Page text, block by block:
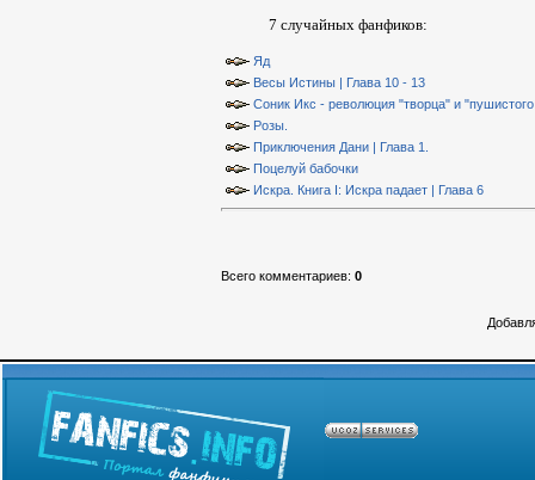
7 случайных фанфиков:
Яд
Весы Истины | Глава 10 - 13
Соник Икс - революция "творца" и
Розы.
Приключения Дани | Глава 1.
Поцелуй бабочки
Искра. Книга I: Искра падает | Глава 6
Всего комментариев: 0